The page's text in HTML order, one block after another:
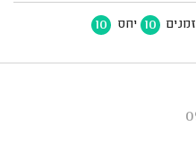
זמנים 10 יחס 10